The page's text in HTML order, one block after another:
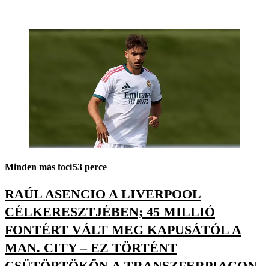
Minden más foci53 perce
RAÚL ASENCIO A LIVERPOOL
CÉLKERESZTJÉBEN; 45 MILLIÓ
FONTÉRT VÁLT MEG KAPUSÁTÓL A
MAN. CITY – EZ TÖRTÉNT